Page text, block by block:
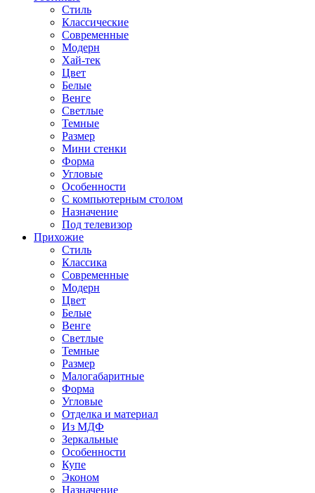
Стиль
Классические
Современные
Модерн
Хай-тек
Цвет
Белые
Венге
Светлые
Темные
Размер
Мини стенки
Форма
Угловые
Особенности
С компьютерным столом
Назначение
Под телевизор
Прихожие
Стиль
Классика
Современные
Модерн
Цвет
Белые
Венге
Светлые
Темные
Размер
Малогабаритные
Форма
Угловые
Отделка и материал
Из МДФ
Зеркальные
Особенности
Купе
Эконом
Назначение